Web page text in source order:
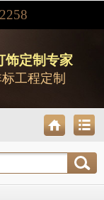
饰定制专家
工程定制